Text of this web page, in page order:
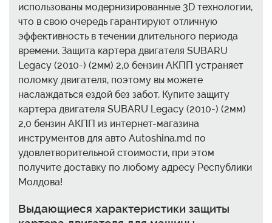
использованы модернизированные 3D технологии,
что в свою очередь гарантируют отличную
эффективность в течении длительного периода
времени. Защита картера двигателя SUBARU
Legacy (2010-) (2мм) 2,0 бензин АКПП устраняет
поломку двигателя, поэтому вы можете
наслаждаться ездой без забот. Купите защиту
картера двигателя SUBARU Legacy (2010-) (2мм)
2,0 бензин АКПП из интернет-магазина
инструментов для авто Autoshina.md по
удовлетворительной стоимости, при этом
получите доставку по любому адресу Республики
Молдова!
Выдающиеся характеристики защиты